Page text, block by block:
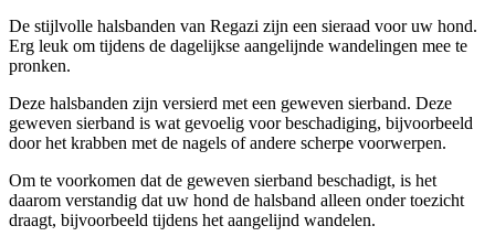
De stijlvolle halsbanden van Regazi zijn een sieraad voor uw hond.
Erg leuk om tijdens de dagelijkse aangelijnde wandelingen mee te
pronken.
Deze halsbanden zijn versierd met een geweven sierband. Deze
geweven sierband is wat gevoelig voor beschadiging, bijvoorbeeld
door het krabben met de nagels of andere scherpe voorwerpen.
Om te voorkomen dat de geweven sierband beschadigt, is het
daarom verstandig dat uw hond de halsband alleen onder toezicht
draagt, bijvoorbeeld tijdens het aangelijnd wandelen.